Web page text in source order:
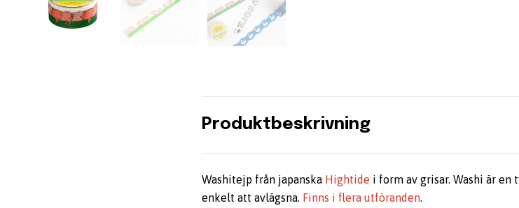
Produktbeskrivning
Washitejp från japanska Hightide i form av grisar. Washi är en
enkelt att avlägsna. Finns i flera utföranden.